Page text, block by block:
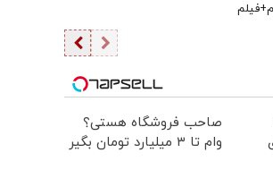
صاحب فروشگاه هستی؟
وام تا ۳ میلیارد تومان بگیر